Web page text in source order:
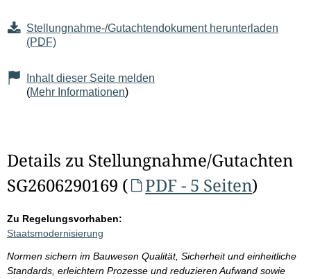
Seiteninhalt
Stellungnahme-/Gutachtendokument herunterladen
(PDF)
Inhalt dieser Seite melden
(Mehr Informationen)
Details zu Stellungnahme/Gutachten
SG2606290169 (
PDF - 5 Seiten)
Zu Regelungsvorhaben:
Staatsmodernisierung
Normen sichern im Bauwesen Qualität, Sicherheit und einheitliche
Standards, erleichtern Prozesse und reduzieren Aufwand sowie